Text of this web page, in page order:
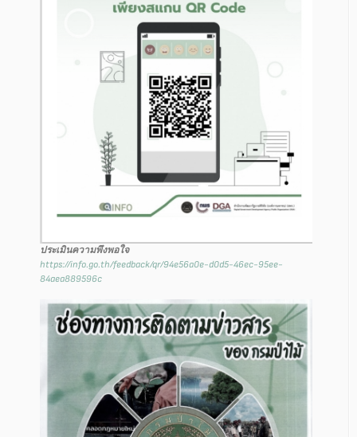
ประเมินความพึงพอใจ
https://info.go.th/feedback/qr/94e56a0e-d0d5-46ec-95ee-
84aea889596c